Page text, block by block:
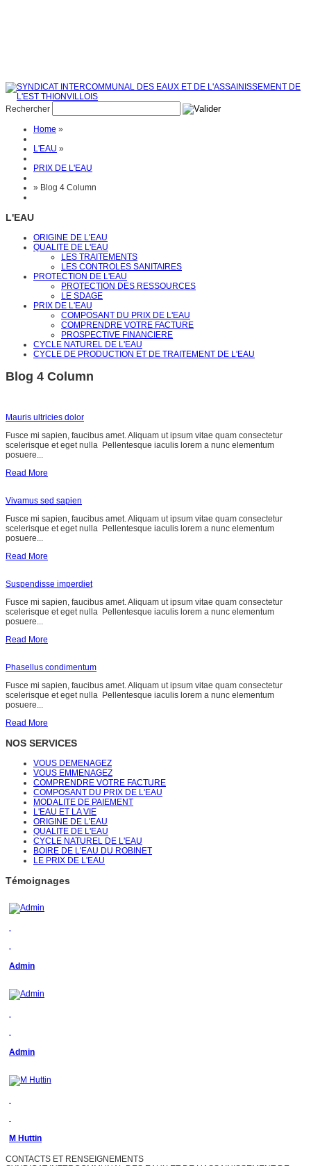
Rechercher
Home »
L'EAU »
PRIX DE L'EAU
» Blog 4 Column
L'EAU
ORIGINE DE L'EAU
QUALITE DE L'EAU
LES TRAITEMENTS
LES CONTROLES SANITAIRES
PROTECTION DE L'EAU
PROTECTION DES RESSOURCES
LE SDAGE
PRIX DE L'EAU
COMPOSANT DU PRIX DE L'EAU
COMPRENDRE VOTRE FACTURE
PROSPECTIVE FINANCIERE
CYCLE NATUREL DE L'EAU
CYCLE DE PRODUCTION ET DE TRAITEMENT DE L'EAU
Blog 4 Column
Mauris ultricies dolor
Fusce mi sapien, faucibus amet. Aliquam ut ipsum vitae quam consectetur
scelerisque et eget nulla Pellentesque iaculis lorem a nunc elementum
posuere...
Read More
Vivamus sed sapien
Fusce mi sapien, faucibus amet. Aliquam ut ipsum vitae quam consectetur
scelerisque et eget nulla Pellentesque iaculis lorem a nunc elementum
posuere...
Read More
Suspendisse imperdiet
Fusce mi sapien, faucibus amet. Aliquam ut ipsum vitae quam consectetur
scelerisque et eget nulla Pellentesque iaculis lorem a nunc elementum
posuere...
Read More
Phasellus condimentum
Fusce mi sapien, faucibus amet. Aliquam ut ipsum vitae quam consectetur
scelerisque et eget nulla Pellentesque iaculis lorem a nunc elementum
posuere...
Read More
NOS SERVICES
VOUS DEMENAGEZ
VOUS EMMENAGEZ
COMPRENDRE VOTRE FACTURE
COMPOSANT DU PRIX DE L'EAU
MODALITE DE PAIEMENT
L'EAU ET LA VIE
ORIGINE DE L'EAU
QUALITE DE L'EAU
CYCLE NATUREL DE L'EAU
BOIRE DE L'EAU DU ROBINET
LE PRIX DE L'EAU
Témoignages
Admin
Admin
M Huttin
CONTACTS ET RENSEIGNEMENTS